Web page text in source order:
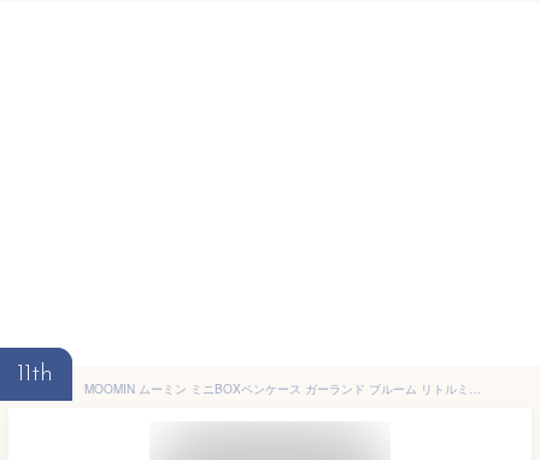
11th
MOOMIN ムーミン ミニBOXペンケース ガーランド ブルーム リトルミイ スナフキン フローレン スティンキー ポーチ 筆箱 ふでばこ ペン入れ 小物入れ 高校生 かわいい おしゃれ 北欧雑貨 文房具 ステーショナリー プレゼント 誕生日